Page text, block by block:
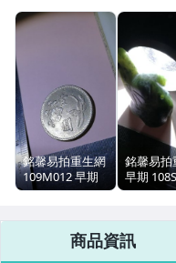
相機、攝影與周邊
運動、戶外與休閒
銘馨易拍重生網
109M012 早期
臺灣 民國
圓 錢幣/硬幣( 1
枚ㄧ標 ) 如圖 非
銘馨易拍
早期
石製 迷
佩飾 保
讓藏 （非
標）
商品資訊